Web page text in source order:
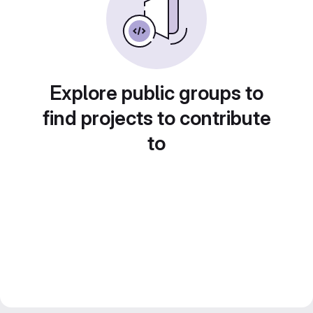
Explore public groups to
find projects to contribute
to